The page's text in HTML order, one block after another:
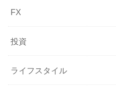
FX
投資
ライフスタイル